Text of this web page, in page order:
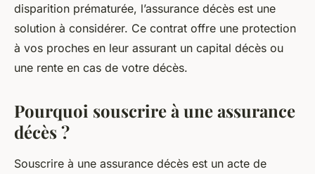
disparition prématurée, l’assurance décès est une
solution à considérer. Ce contrat offre une protection
à vos proches en leur assurant un capital décès ou
une rente en cas de votre décès.
Pourquoi souscrire à une assurance
décès ?
Souscrire à une assurance décès est un acte de